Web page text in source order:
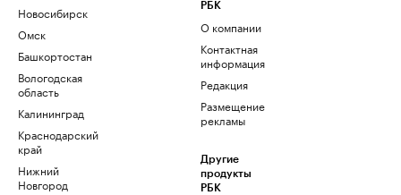
Новосибирск
Омск
Башкортостан
Вологодская
область
Калининград
Краснодарский
край
Нижний
Новгород
РБК
О компании
Контактная
информация
Редакция
Размещение
рекламы
Другие
продукты
РБК